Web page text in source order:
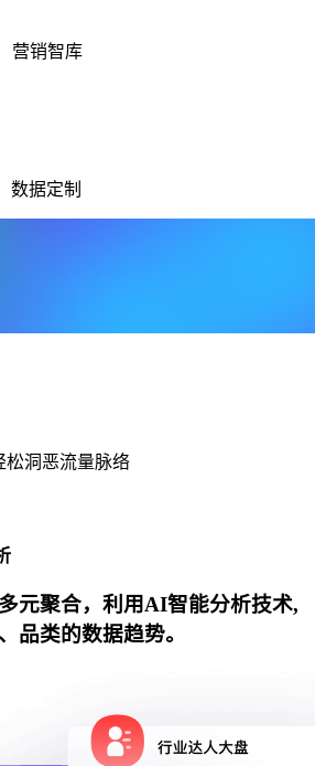
营销智库
数据定制
松洞恶流量脉络
元聚合，利用AI智能分析技术,
品类的数据趋势。